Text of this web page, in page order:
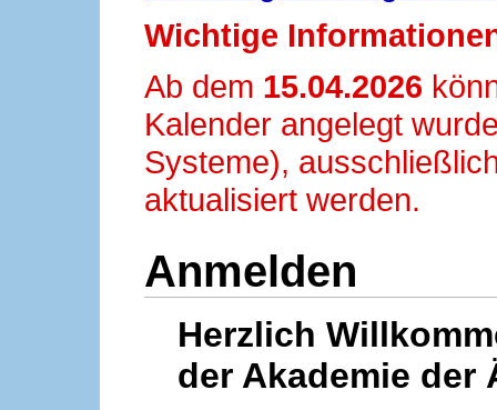
Wichtige
Ab dem 15.04.2026
Kalender angelegt
Systeme),
aktualisiert werden.
Anmelden
Herzlich
der Akademie der